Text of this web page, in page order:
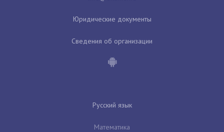
Юридические документы
Сведения об организации
Русский язык
Математика